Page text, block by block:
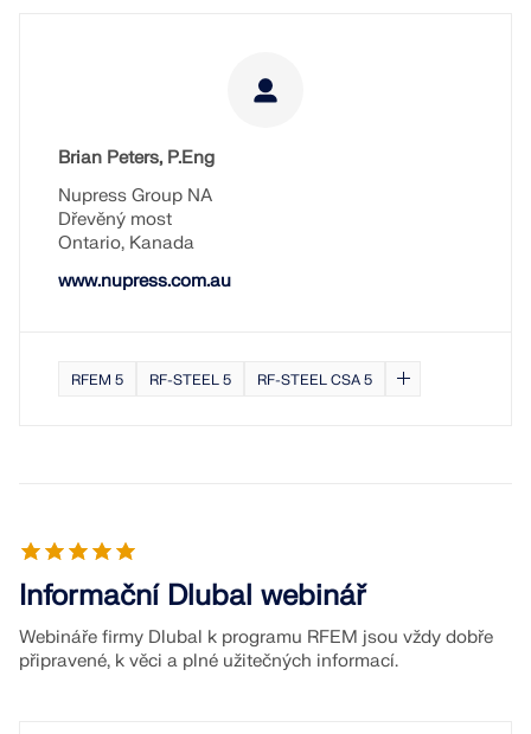
Brian Peters, P.Eng
Nupress Group NA
Dřevěný most
Ontario, Kanada
www.nupress.com.au
RFEM 5 RF-STEEL 5 RF-STEEL CSA 5
Informační Dlubal webinář
Webináře firmy Dlubal k programu RFEM jsou vždy dobře
připravené, k věci a plné užitečných informací.